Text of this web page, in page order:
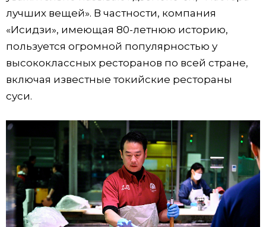
лучших вещей». В частности, компания
«Исидзи», имеющая 80-летнюю историю,
пользуется огромной популярностью у
высококлассных ресторанов по всей стране,
включая известные токийские рестораны
суси.